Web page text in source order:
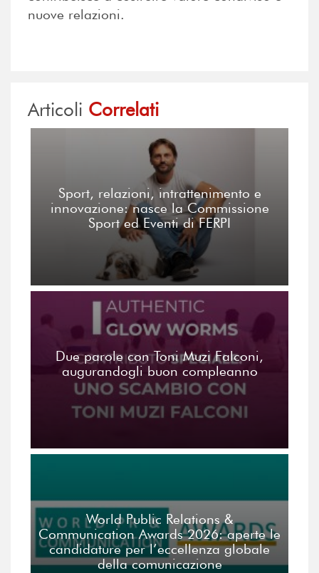
nuove relazioni.
Articoli Correlati
Sport, relazioni, intrattenimento e
innovazione: nasce la Commissione
Sport ed Eventi di FERPI
Due parole con Toni Muzi Falconi,
augurandogli buon compleanno
World Public Relations &
Communication Awards 2026: aperte le
candidature per l’eccellenza globale
della comunicazione